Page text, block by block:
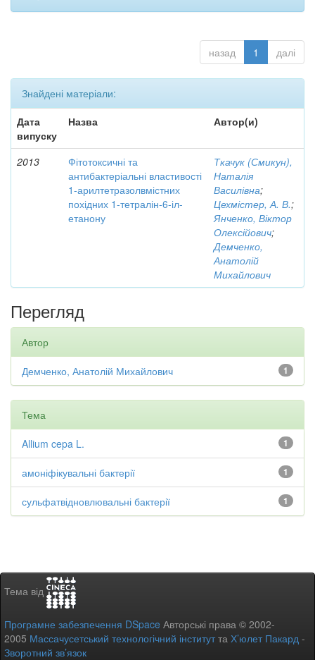
назад 1 далі
Знайдені матеріали:
Дата
випуску
Назва Автор(и)
2013
Фітотоксичні та
антибактеріальні властивості
1-арилтетразолвмістних
похідних 1-тетралін-6-іл-
етанону
Ткачук (Смикун),
Наталія
Василівна;
Цехмістер, А. В.;
Янченко, Віктор
Олексійович;
Демченко,
Анатолій
Михайлович
Перегляд
Автор
1
Демченко, Анатолій Михайлович
Тема
1
Allium cepa L.
1
амоніфікувальні бактерії
1
сульфатвідновлювальні бактерії
Тема від
Програмне забезпечення DSpace Авторські права © 2002-
2005 Массачусетський технологічний інститутта Х’юлет Пакард -
Зворотний зв’язок